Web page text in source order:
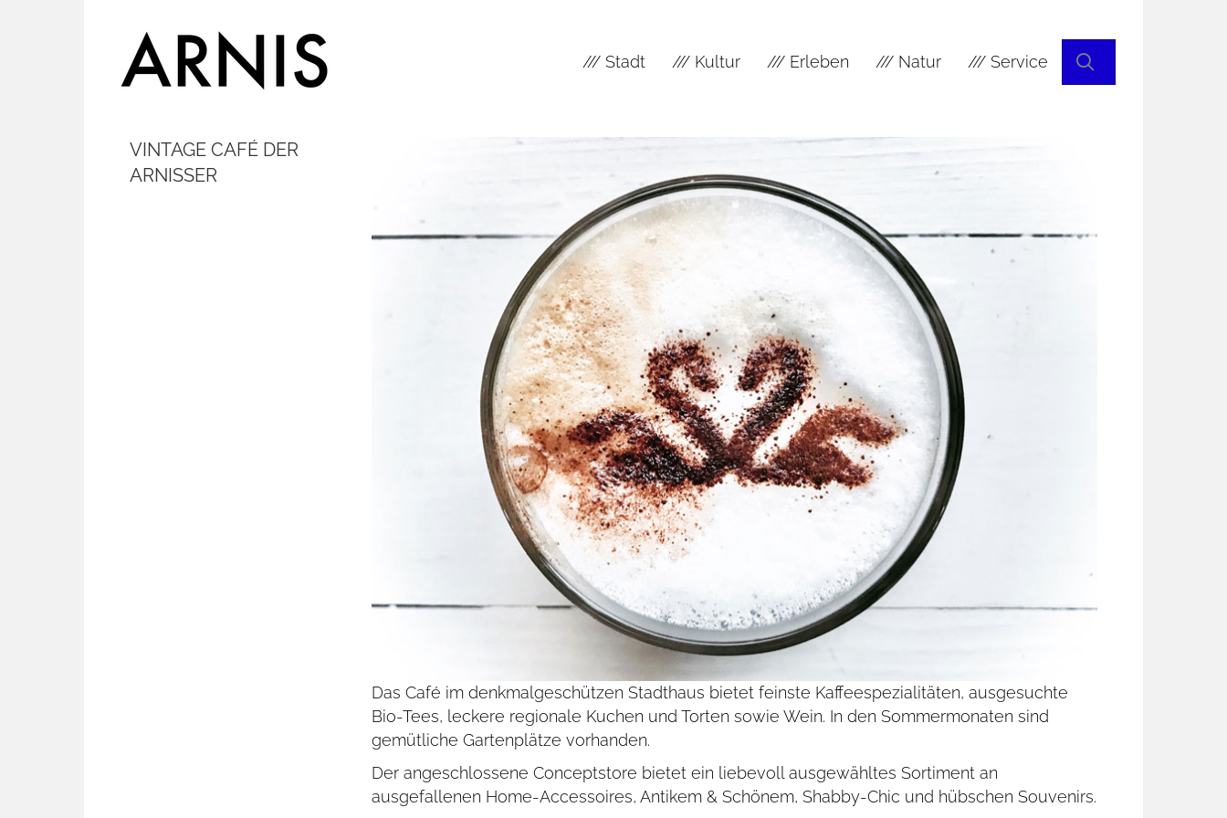
/// Stadt /// Kultur /// Erleben /// Natur /// Service
VINTAGE CAFÉ DER
ARNISSER
Das Café im denkmal­geschützen Stadthaus bietet feinste Kaffee­spezialitäten, ausgesuchte
Bio-Tees, leckere regionale Kuchen und Torten sowie Wein. In den Sommer­monaten sind
gemütliche Garten­plätze vorhanden.
Der angeschlossene Conceptstore bietet ein liebevoll ausgewähltes Sortiment an
ausgefallenen Home-Accessoires, Antikem & Schönem, Shabby-Chic und hübschen Souvenirs.